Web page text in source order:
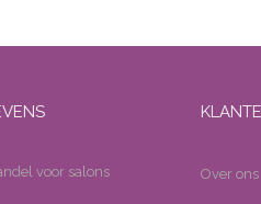
voor salons Over ons